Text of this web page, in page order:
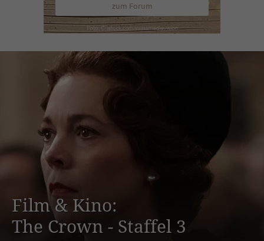
zum Forum
Film & Kino:
The Crown - Staffel 3